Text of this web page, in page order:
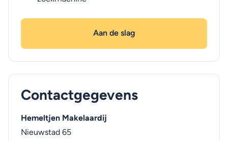
Aan de slag
Contactgegevens
Hemeltjen Makelaardij
Nieuwstad 65